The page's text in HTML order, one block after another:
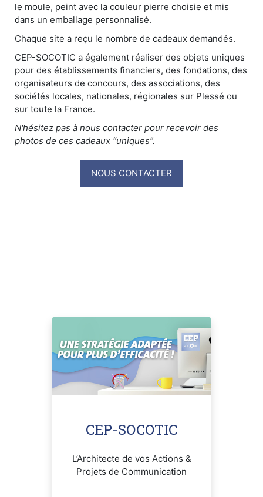
le moule, peint avec la couleur pierre choisie et mis
dans un emballage personnalisé.
Chaque site a reçu le nombre de cadeaux demandés.
CEP-SOCOTIC a également réaliser des objets uniques
pour des établissements financiers, des fondations, des
organisateurs de concours, des associations, des
sociétés locales, nationales, régionales sur Plessé ou
sur toute la France.
N'hésitez pas à nous contacter pour recevoir des
photos de ces cadeaux “uniques”.
NOUS CONTACTER
CEP-SOCOTIC
L’Architecte de vos Actions &
Projets de Communication